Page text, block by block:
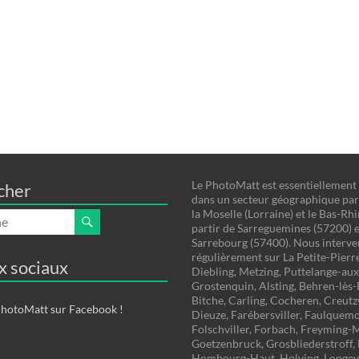
sociaux
sur Facebook !
Le PhotoMatt est
dans un secteur géographique
la Moselle (Lorraine) et le Bas-
partir de Sarreguemines (57200)
Sarrebourg (57400). Nous
régulièrement sur La Petite-
Diebling, Metzing, Puttelange-
Grostenquin, Alsting, Behren-
Bitche, Carling, Cocheren,
Dieuze, Farébersviller,
Folschviller, Forbach, Freyming-
Goetzenbruck, Grosbliederstroff,